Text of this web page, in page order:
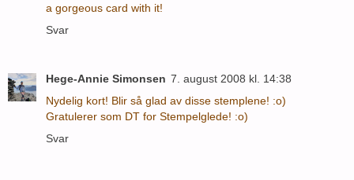
a gorgeous card with it!
Svar
Hege-Annie Simonsen 7. august 2008 kl. 14:38
Nydelig kort! Blir så glad av disse stemplene! :o)
Gratulerer som DT for Stempelglede! :o)
Svar